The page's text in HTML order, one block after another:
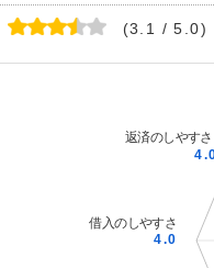
(3.1 / 5.0)